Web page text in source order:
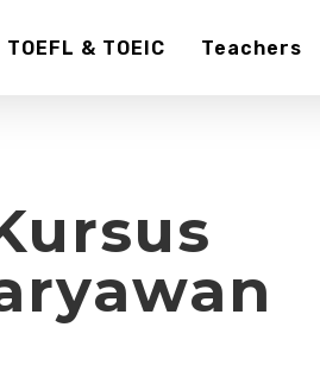
TOEFL & TOEIC Teachers